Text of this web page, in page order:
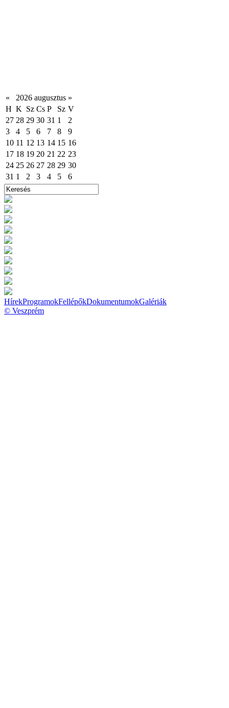
« 2026 augusztus »
H K Sz Cs P Sz V
27 28 29 30 31 1
2
3
4 5 6 7 8
9
10 11 12 13 14 15 16
17 18 19 20 21 22 23
24 25 26 27 28 29 30
31 1 2 3 4 5 6
HírekProgramokFellépőkDokumentumokGalériák
© Veszprém